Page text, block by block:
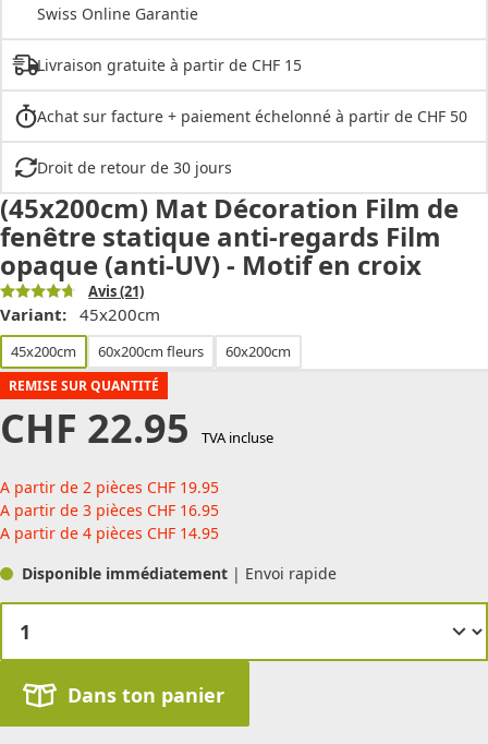
Swiss Online Garantie
Livraison gratuite à partir de CHF 15
Achat sur facture + paiement échelonné à partir de CHF 50
Droit de retour de 30 jours
(45x200cm) Mat Décoration Film de
fenêtre statique anti-regards Film
opaque (anti-UV) - Motif en croix
Avis(21)
Variant: 45x200cm
45x200cm 60x200cm fleurs 60x200cm
REMISE SUR QUANTITÉ
CHF 22.95 TVA incluse
A partir de 2 pièces CHF 19.95
A partir de 3 pièces CHF 16.95
A partir de 4 pièces CHF 14.95
Disponible immédiatement | Envoi rapide
Dans ton panier